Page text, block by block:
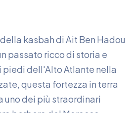
kasbah di Ait Ben Hadou
passato ricco di storia e
piedi dell'Alto Atlante nella
questa fortezza in terra
dei più straordinari